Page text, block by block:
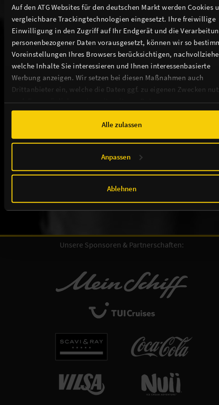
Auf den ATG Websites für den deutschen Markt werden Cookies
vergleichbare Trackingtechnologien eingesetzt. Ihre freiwillige
Einwilligung in den Zugriff auf Ihr Endgerät und die
personenbezogener Daten vorausgesetzt, können wir so
Voreinstellungen Ihres Browsers berücksichtigen,
welche Inhalte Sie interessieren und Ihnen interessenbasierte
Werbung anzeigen. Wir setzen bei diesen Maßnahmen auch
Drittanbieter ein, welche die Daten ggf. zu eigenen Zwecken
und diese möglicherweise mit weiteren Daten zusammen
führen. Weitere Informationen, insbesondere zur Speicherdauer,
Cookie-Erklärungsowie zur Verarbeitung,
insbesondere zu Ihren Widerrufsmöglichkeiten und weiteren
Alle zulassen
Anpassen
Ablehnen
TICKETS
Weitere Events in unserem Theater
THEATER / ANFAHRT / SERVICE
TICKETS
Unsere Sponsoren & Partnerschaften: